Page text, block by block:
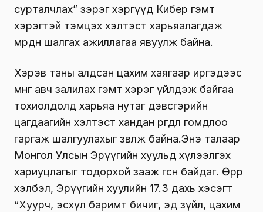
сурталчлах” зэрэг хэргүүд Кибер гэмт
хэрэгтэй тэмцэх хэлтэст харьяалагдаж
мөрдөн шалгах ажиллагаа явуулж байна.
Хэрэв таны алдсан цахим хаягаар иргэдээс
мөнгө авч залилах гэмт хэрэг үйлдэж байгаа
тохиолдолд харьяа нутаг дэвсгэрийн
цагдаагийн хэлтэст хандан өргөдөл гомдлоо
гаргаж шалгуулахыг зөвлөж байна.Энэ талаар
Монгол Улсын Эрүүгийн хуульд хүлээлгэх
хариуцлагыг тодорхой зааж өгсөн байдаг. Өөрөөр
хэлбэл, Эрүүгийн хуулийн 17.3 дахь хэсэгт
“Хуурч, эсхүл баримт бичиг, эд зүйл, цахим